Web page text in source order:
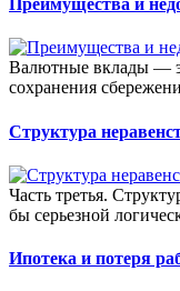
Преимущества и
Валютные вклады —
сохранения
Структура
Часть третья.
бы серьезной
Ипотека и потеря